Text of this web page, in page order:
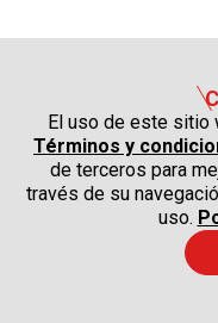
El uso de este sitio
Términos y
de terceros para
través de su
uso.